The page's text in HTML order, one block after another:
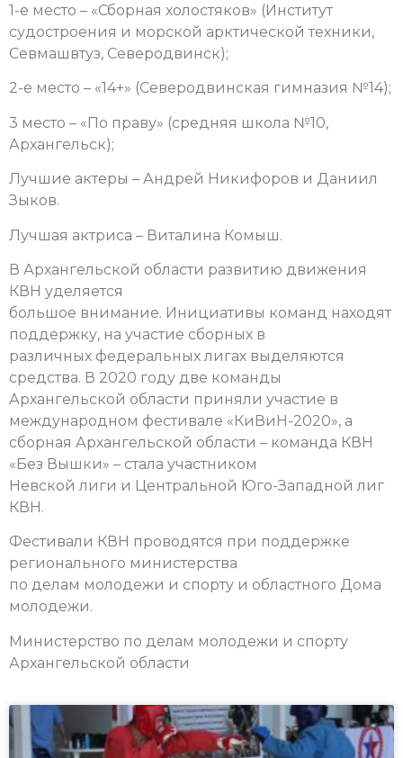
1-е место – «Сборная холостяков» (Институт
судостроения и морской арктической техники,
Севмашвтуз, Северодвинск);
2-е место – «14+» (Северодвинская гимназия №14);
3 место – «По праву» (средняя школа №10,
Архангельск);
Лучшие актеры – Андрей Никифоров и Даниил
Зыков.
Лучшая актриса – Виталина Комыш.
В Архангельской области развитию движения
КВН уделяется
большое внимание. Инициативы команд находят
поддержку, на участие сборных в
различных федеральных лигах выделяются
средства. В 2020 году две команды
Архангельской области приняли участие в
международном фестивале «КиВиН-2020», а
сборная Архангельской области – команда КВН
«Без Вышки» – стала участником
Невской лиги и Центральной Юго-Западной лиг
КВН.
Фестивали КВН проводятся при поддержке
регионального министерства
по делам молодежи и спорту и областного Дома
молодежи.
Министерство по делам молодежи и спорту
Архангельской области